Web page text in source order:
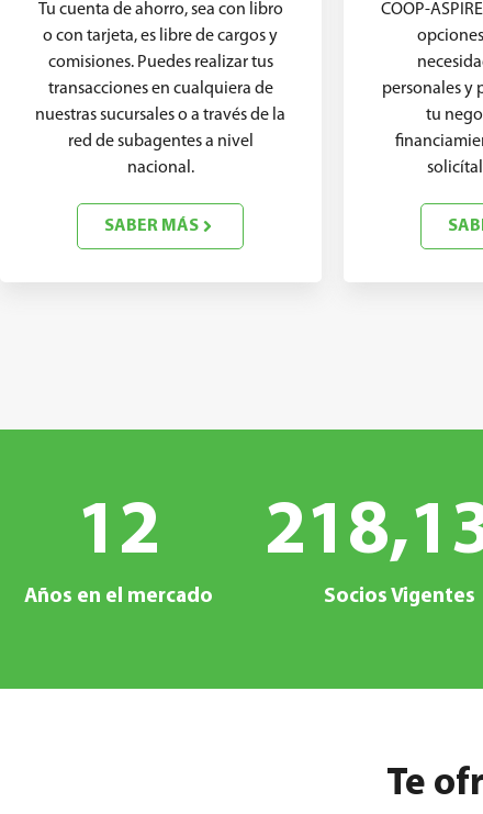
Tu cuenta de ahorro, sea con libro
o con tarjeta, es libre de cargos y
comisiones. Puedes realizar tus
transacciones en cualquiera de
nuestras sucursales o a través de la
red de subagentes a nivel
nacional.
SABER MÁS
COOP-
personales y
tu
Años en el mercado
12
Socios Vigentes
Te